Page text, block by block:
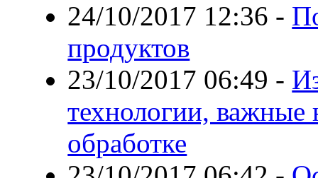
24/10/2017 12:36 -
продуктов
23/10/2017 06:49 -
технологии,
обработке